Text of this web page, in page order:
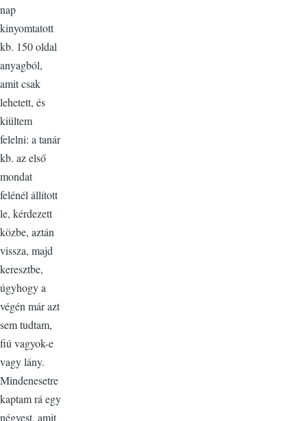
nap
kinyomtatott
kb. 150 oldal
anyagból,
amit csak
lehetett, és
kiültem
felelni: a tanár
kb. az első
mondat
felénél állított
le, kérdezett
közbe, aztán
vissza, majd
keresztbe,
úgyhogy a
végén már azt
sem tudtam,
fiú vagyok-e
vagy lány.
Mindenesetre
kaptam rá egy
négyest, amit